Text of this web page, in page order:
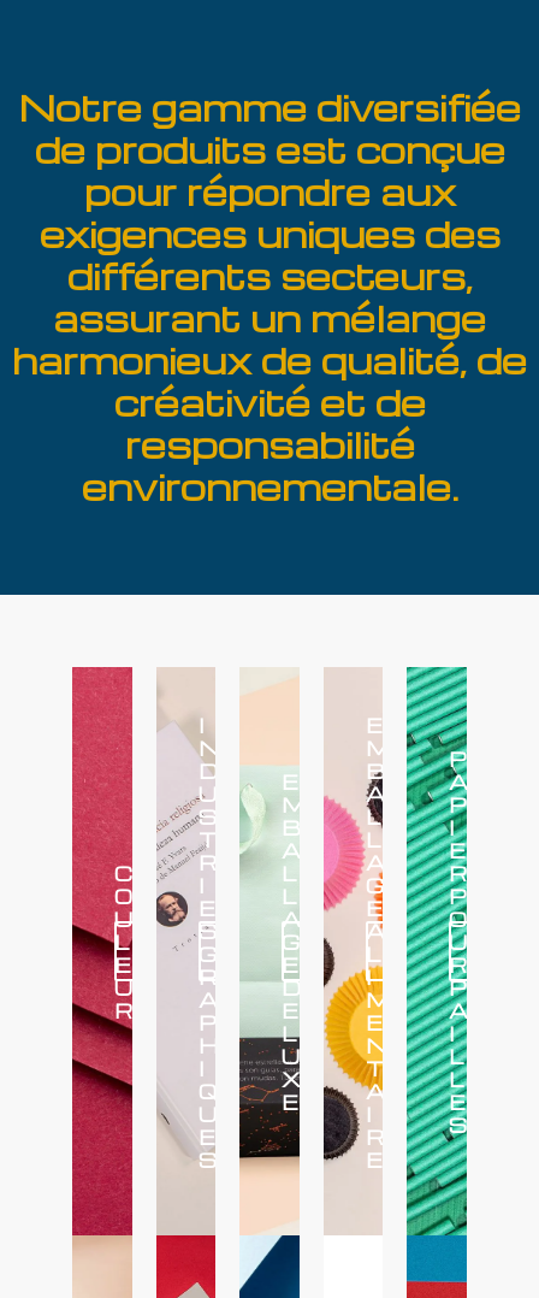
Notre gamme diversifiée
de produits est conçue
pour répondre aux
exigences uniques des
différents secteurs,
assurant un mélange
harmonieux de qualité, de
créativité et de
responsabilité
environnementale.
C
O
U
L
E
U
R
I
N
D
U
S
T
R
I
E
S
G
R
A
P
H
I
Q
U
E
S
E
M
B
A
L
L
A
G
E
D
E
L
U
X
E
Voir
plus
E
M
B
A
L
L
A
G
E
A
L
I
M
E
N
T
A
I
R
E
Voir
plus
P
A
P
I
E
R
P
O
U
R
P
A
I
L
L
E
S